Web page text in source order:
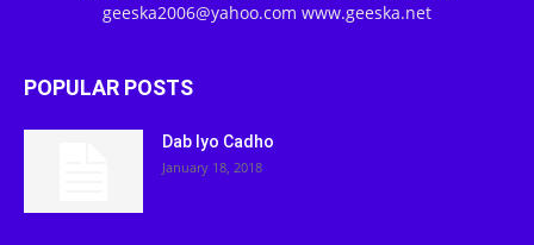
geeska2006@yahoo.com www.geeska.net
POPULAR POSTS
Dab Iyo Cadho
January 18, 2018